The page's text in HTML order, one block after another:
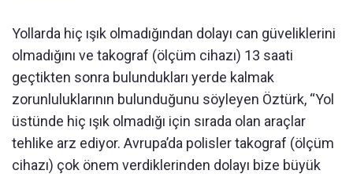
Yollarda hiç ışık olmadığından dolayı can güveliklerini
olmadığını ve takograf (ölçüm cihazı) 13 saati
geçtikten sonra bulundukları yerde kalmak
zorunluluklarının bulunduğunu söyleyen Öztürk, “Yol
üstünde hiç ışık olmadığı için sırada olan araçlar
tehlike arz ediyor. Avrupa’da polisler takograf (ölçüm
cihazı) çok önem verdiklerinden dolayı bize büyük